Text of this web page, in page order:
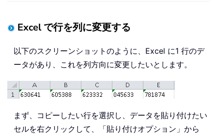
Excel で行を列に変更する
以下のスクリーンショットのように、Excel に1 行のデ
ータがあり、これを列方向に変更したいとします。
まず、コピーしたい行を選択し、データを貼り付けたい
セルを右クリックして、「貼り付けオプション」から